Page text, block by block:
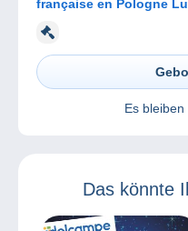
française en Pologne
Es bleiben
Das könnte